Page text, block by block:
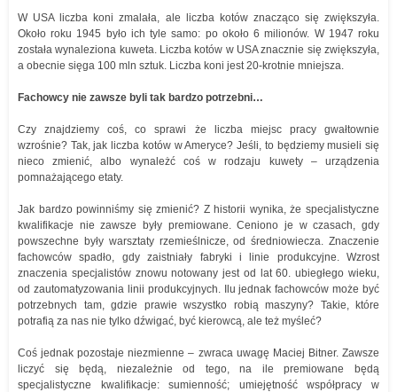
W USA liczba koni zmalała, ale liczba kotów znacząco się zwiększyła.
Około roku 1945 było ich tyle samo: po około 6 milionów. W 1947 roku
została wynaleziona kuweta. Liczba kotów w USA znacznie się zwiększyła,
a obecnie sięga 100 mln sztuk. Liczba koni jest 20-krotnie mniejsza.
Fachowcy nie zawsze byli tak bardzo potrzebni…
Czy znajdziemy coś, co sprawi że liczba miejsc pracy gwałtownie
wzrośnie? Tak, jak liczba kotów w Ameryce? Jeśli, to będziemy musieli się
nieco zmienić, albo wynależć coś w rodzaju kuwety – urządzenia
pomnażającego etaty.
Jak bardzo powinniśmy się zmienić? Z historii wynika, że specjalistyczne
kwalifikacje nie zawsze były premiowane. Ceniono je w czasach, gdy
powszechne były warsztaty rzemieślnicze, od średniowiecza. Znaczenie
fachowców spadło, gdy zaistniały fabryki i linie produkcyjne. Wzrost
znaczenia specjalistów znowu notowany jest od lat 60. ubiegłego wieku,
od zautomatyzowania linii produkcyjnych. Ilu jednak fachowców może być
potrzebnych tam, gdzie prawie wszystko robią maszyny? Takie, które
potrafią za nas nie tylko dźwigać, być kierowcą, ale też myśleć?
Coś jednak pozostaje niezmienne – zwraca uwagę Maciej Bitner. Zawsze
liczyć się będą, niezależnie od tego, na ile premiowane będą
specjalistyczne kwalifikacje: sumienność; umiejętność współpracy w